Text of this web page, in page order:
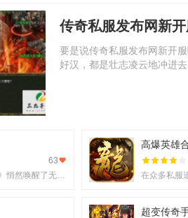
传奇私服发布网新
要是说传奇私服发布网新开
好汉，都是壮志凌云地冲进
《传世复古版》悄然唤醒了无数老玩家的热血记忆，它不仅还原了那份熟悉的战斗激情，更在移动端上实现了诸多
63
高爆英雄
超变传奇